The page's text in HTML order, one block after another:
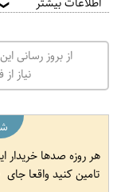
از بروز رسانی
نیاز
هر روزه صدها خریدار
تامین کنید واقعا جای